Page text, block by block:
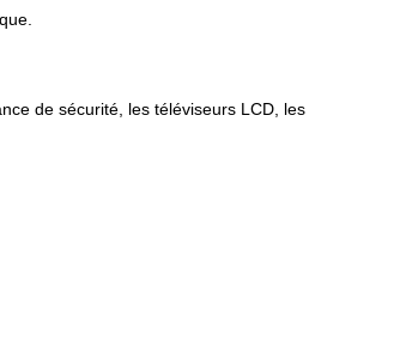
de sécurité, les téléviseurs LCD, les